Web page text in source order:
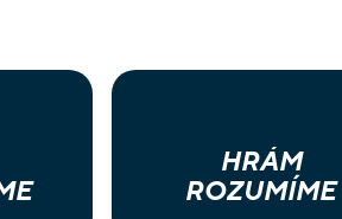
HRÁM
ROZUMÍME